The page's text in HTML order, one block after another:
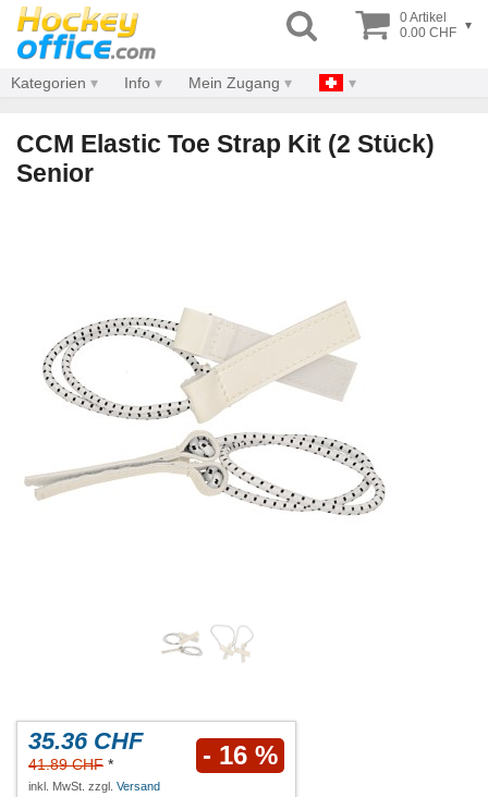
0 Artikel
0.00 CHF ▾
Kategorien Info Mein Zugang
CCM Elastic Toe Strap Kit (2 Stück)
Senior
35.36 CHF
41.89 CHF * - 16 %
inkl. MwSt. zzgl. Versand